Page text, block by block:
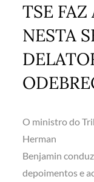
TSE FAZ
NESTA
O ministro do
Herman
Benjamin
depoimentos e